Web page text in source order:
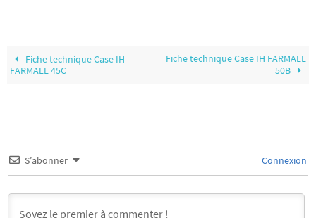
Fiche technique Case IH
FARMALL 45C
Fiche technique Case IH FARMALL
50B
S’abonner Connexion